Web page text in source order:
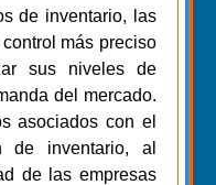
de inventario, las
más preciso
sus niveles de
del mercado.
asociados con el
de inventario, al
de las empresas